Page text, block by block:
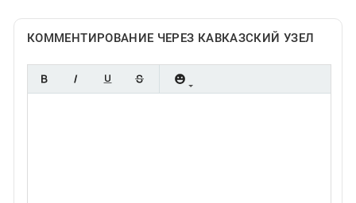
КОММЕНТИРОВАНИЕ ЧЕРЕЗ КАВКАЗСКИЙ УЗЕЛ